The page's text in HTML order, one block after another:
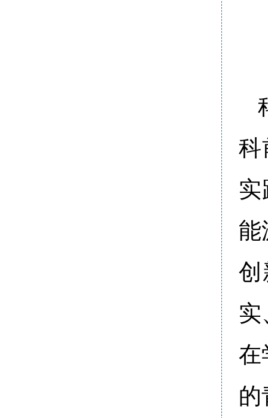
科
能
创
实
在
的